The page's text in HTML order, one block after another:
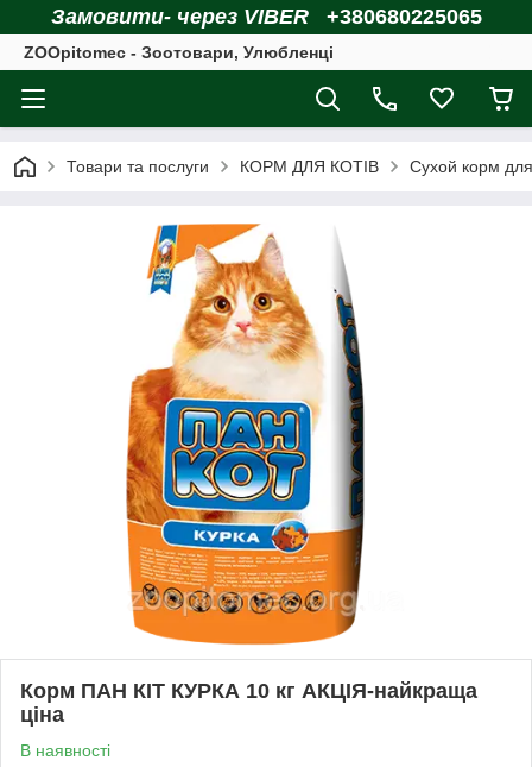
Замовити- через VIBER +380680225065
ZOOpitomec - Зоотовари, Улюбленці
Товари та послуги КОРМ ДЛЯ КОТІВ Сухой корм
Корм ПАН КІТ КУРКА 10 кг АКЦІЯ-найкраща
ціна
В наявності